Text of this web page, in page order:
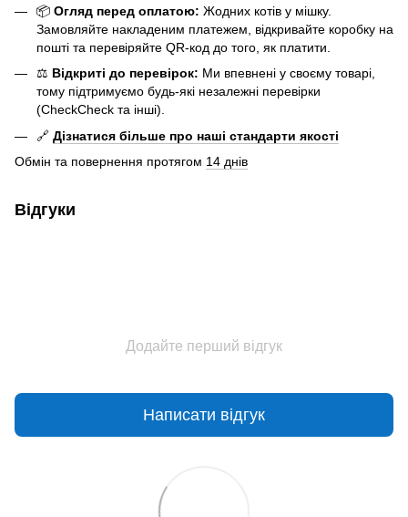
📦 Огляд перед оплатою: Жодних котів у мішку.
Замовляйте накладеним платежем, відкривайте коробку на
пошті та перевіряйте QR-код до того, як платити.
⚖️ Відкриті до перевірок: Ми впевнені у своєму товарі,
тому підтримуємо будь-які незалежні перевірки
(CheckCheck та інші).
🔗 Дізнатися більше про наші стандарти якості
Обмін та повернення протягом 14 днів
Відгуки
Додайте перший відгук
Написати відгук